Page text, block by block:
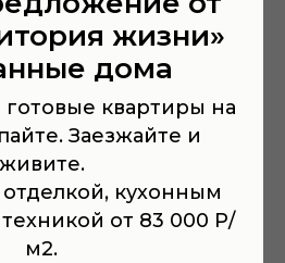
жизни»
дома
готовые квартиры на
Заезжайте и
живите.
кухонным
от 83 000 Р/
м2.